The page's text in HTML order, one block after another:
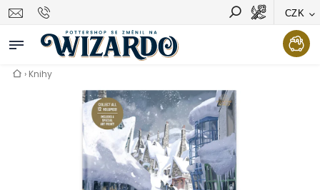
CZK
Vyhledávání Hledat
› Knihy